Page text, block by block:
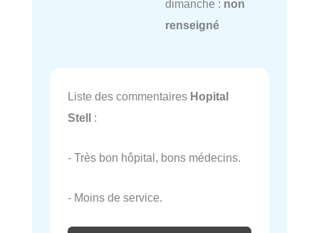
dimanche : non
renseigné
Liste des commentaires Hopital
Stell :
- Très bon hôpital, bons médecins.
- Moins de service.